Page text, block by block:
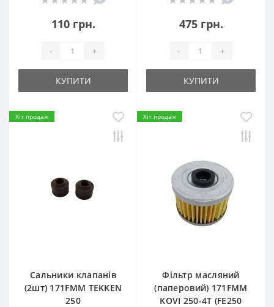
110 грн.
- +
КУПИТИ
475 грн.
- +
КУПИТИ
Хіт продаж
Сальники клапанів
(2шт) 171FMM TEKKEN
250
Хіт продаж
Фільтр масляний
(паперовий) 171FMM
KOVI 250-4T (FE250